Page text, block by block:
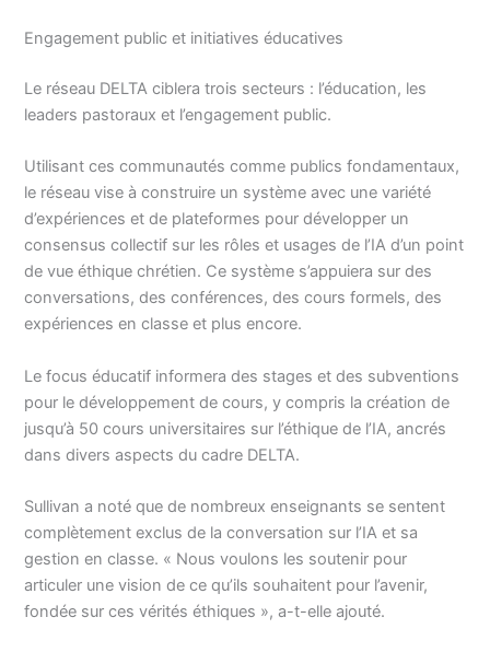
Engagement public et initiatives éducatives
Le réseau DELTA ciblera trois secteurs : l’éducation, les
leaders pastoraux et l’engagement public.
Utilisant ces communautés comme publics fondamentaux,
le réseau vise à construire un système avec une variété
d’expériences et de plateformes pour développer un
consensus collectif sur les rôles et usages de l’IA d’un point
de vue éthique chrétien. Ce système s’appuiera sur des
conversations, des conférences, des cours formels, des
expériences en classe et plus encore.
Le focus éducatif informera des stages et des subventions
pour le développement de cours, y compris la création de
jusqu’à 50 cours universitaires sur l’éthique de l’IA, ancrés
dans divers aspects du cadre DELTA.
Sullivan a noté que de nombreux enseignants se sentent
complètement exclus de la conversation sur l’IA et sa
gestion en classe. « Nous voulons les soutenir pour
articuler une vision de ce qu’ils souhaitent pour l’avenir,
fondée sur ces vérités éthiques », a-t-elle ajouté.